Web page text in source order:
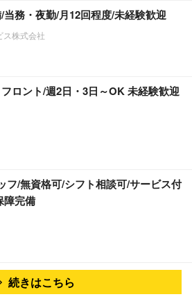
務・夜勤/月12回程度/未経験歓迎
ス株式会社
ロント/週2日・3日～OK 未経験歓迎
フ/無資格可/シフト相談可/サービス付
障完備
続きはこちら